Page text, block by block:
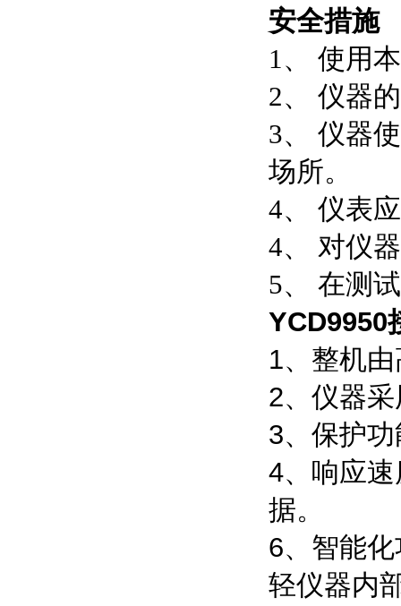
安全措施
1、 使用
2、 仪器
3、 仪器
场所。
4、 仪表
4、 对仪
5、 在测
YCD9950
1、整机
2、仪器
3、保护
4、响应
据。
6、智能
轻仪器内